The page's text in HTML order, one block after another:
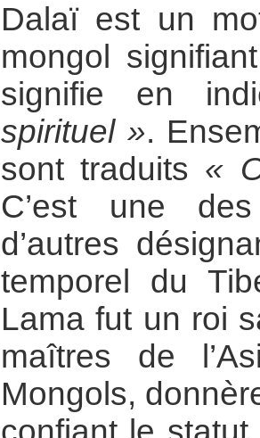
Dalaï est un
mongol
signifie en
spirituel ».
sont traduits «
C’est une
d’autres
temporel du
Lama fut un roi
maîtres de
Mongols,